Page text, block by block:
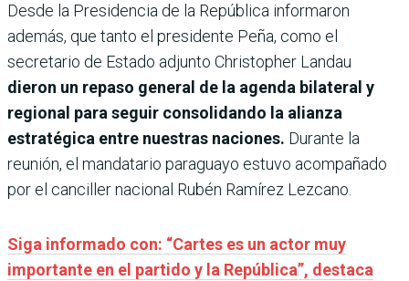
Desde la Presidencia de la República informaron
además, que tanto el presidente Peña, como el
secretario de Estado adjunto Christopher Landau
dieron un repaso general de la agenda bilateral y
regional para seguir consolidando la alianza
estratégica entre nuestras naciones. Durante la
reunión, el mandatario paraguayo estuvo acompañado
por el canciller nacional Rubén Ramírez Lezcano.
Siga informado con: “Cartes es un actor muy
importante en el partido y la República”, destaca